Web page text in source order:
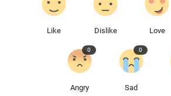
Like Dislike Love
Angry
0
Sad
0